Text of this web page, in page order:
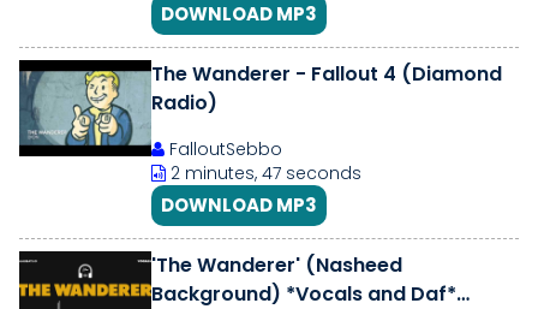
DOWNLOAD MP3
The Wanderer - Fallout 4 (Diamond
Radio)
FalloutSebbo
2 minutes, 47 seconds
DOWNLOAD MP3
'The Wanderer' (Nasheed
Background) *Vocals and Daf*